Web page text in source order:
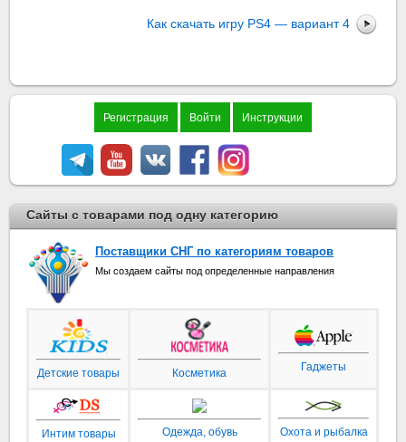
Как скачать игру PS4 — вариант 4
Регистрация Войти Инструкции
Сайты с товарами под одну категорию
Поставщики СНГ по категориям товаров
Мы создаем сайты под определенные направления
Детские товары Косметика
Гаджеты
Интим товары Одежда, обувь Охота и рыбалка